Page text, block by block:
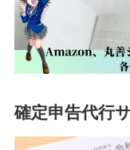
確定申告代行